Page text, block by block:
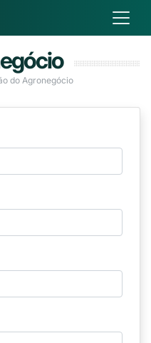
do Agronegócio